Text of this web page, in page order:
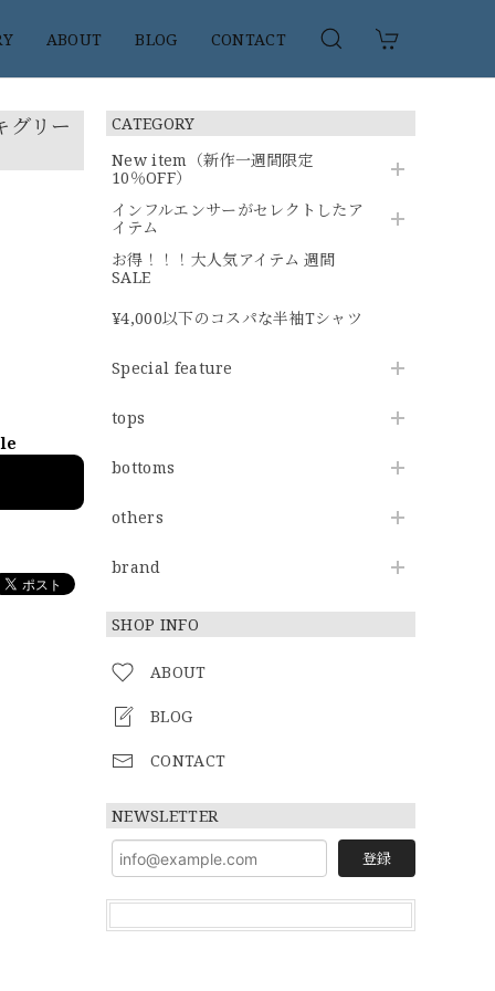
ABOUT BLOG CONTACT
CATEGORY
New item（新作一週間限定
10％OFF）
インフルエンサーがセレクトしたア
イテム
お得！！！大人気アイテム 週間
SALE
¥4,000以下のコスパな半袖Tシャツ
Special feature
tops
bottoms
others
brand
SHOP INFO
ABOUT
BLOG
CONTACT
NEWSLETTER
登録
グリー